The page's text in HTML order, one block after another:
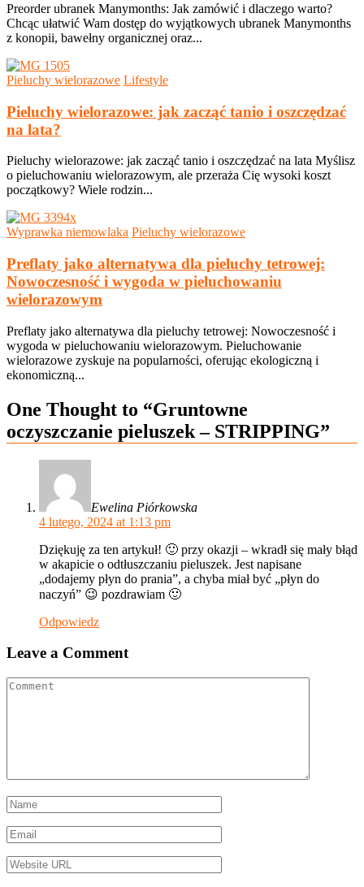
Preorder ubranek Manymonths: Jak zamówić i dlaczego warto?
Chcąc ułatwić Wam dostęp do wyjątkowych ubranek Manymonths
z konopii, bawełny organicznej oraz...
Pieluchy wielorazowe Lifestyle
Pieluchy wielorazowe: jak zacząć tanio i oszczędzać
na lata?
Pieluchy wielorazowe: jak zacząć tanio i oszczędzać na lata Myślisz
o pieluchowaniu wielorazowym, ale przeraża Cię wysoki koszt
początkowy? Wiele rodzin...
Wyprawka niemowlaka Pieluchy wielorazowe
Preflaty jako alternatywa dla pieluchy tetrowej:
Nowoczesność i wygoda w pieluchowaniu
wielorazowym
Preflaty jako alternatywa dla pieluchy tetrowej: Nowoczesność i
wygoda w pieluchowaniu wielorazowym. Pieluchowanie
wielorazowe zyskuje na popularności, oferując ekologiczną i
ekonomiczną...
One Thought to “Gruntowne
oczyszczanie pieluszek – STRIPPING”
Ewelina Piórkowska
4 lutego, 2024 at 1:13 pm
Dziękuję za ten artykuł! 🙂 przy okazji – wkradł się mały błąd
w akapicie o odtłuszczaniu pieluszek. Jest napisane
„dodajemy płyn do prania”, a chyba miał być „płyn do
naczyń” 😉 pozdrawiam 🙂
Odpowiedz
Leave a Comment